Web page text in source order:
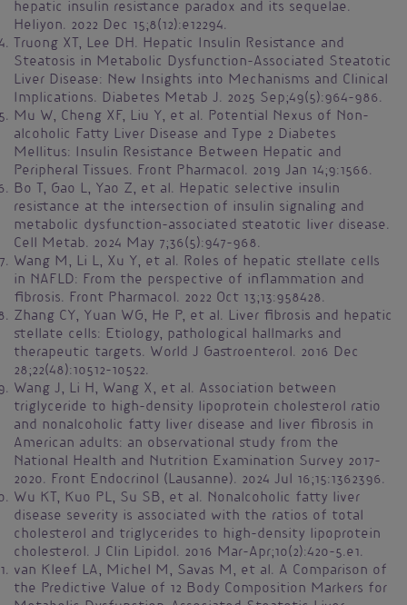
hepatic insulin resistance paradox and its sequelae.
Heliyon. 2022 Dec 15;8(12):e12294.
Truong XT, Lee DH. Hepatic Insulin Resistance and
Steatosis in Metabolic Dysfunction-Associated Steatotic
Liver Disease: New Insights into Mechanisms and Clinical
Implications. Diabetes Metab J. 2025 Sep;49(5):964-986.
Mu W, Cheng XF, Liu Y, et al. Potential Nexus of Non-
alcoholic Fatty Liver Disease and Type 2 Diabetes
Mellitus: Insulin Resistance Between Hepatic and
Peripheral Tissues. Front Pharmacol. 2019 Jan 14;9:1566.
Bo T, Gao L, Yao Z, et al. Hepatic selective insulin
resistance at the intersection of insulin signaling and
metabolic dysfunction-associated steatotic liver disease.
Cell Metab. 2024 May 7;36(5):947-968.
Wang M, Li L, Xu Y, et al. Roles of hepatic stellate cells
in NAFLD: From the perspective of inflammation and
fibrosis. Front Pharmacol. 2022 Oct 13;13:958428.
Zhang CY, Yuan WG, He P, et al. Liver fibrosis and hepatic
stellate cells: Etiology, pathological hallmarks and
therapeutic targets. World J Gastroenterol. 2016 Dec
28;22(48):10512-10522.
Wang J, Li H, Wang X, et al. Association between
triglyceride to high-density lipoprotein cholesterol ratio
and nonalcoholic fatty liver disease and liver fibrosis in
American adults: an observational study from the
National Health and Nutrition Examination Survey 2017-
2020. Front Endocrinol (Lausanne). 2024 Jul 16;15:1362396.
Wu KT, Kuo PL, Su SB, et al. Nonalcoholic fatty liver
disease severity is associated with the ratios of total
cholesterol and triglycerides to high-density lipoprotein
cholesterol. J Clin Lipidol. 2016 Mar-Apr;10(2):420-5.e1.
van Kleef LA, Michel M, Savas M, et al. A Comparison of
the Predictive Value of 12 Body Composition Markers for